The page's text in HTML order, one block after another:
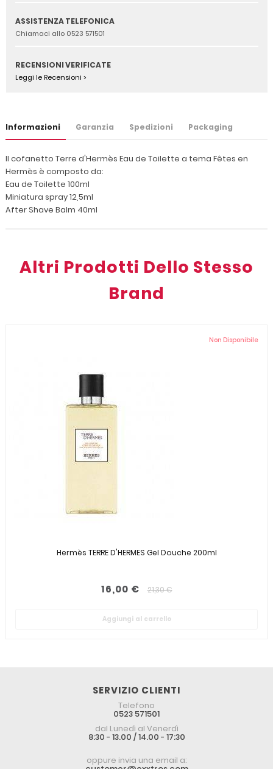
ASSISTENZA TELEFONICA
Chiamaci allo 0523 571501
RECENSIONI VERIFICATE
Leggi le Recensioni >
Informazioni Garanzia Spedizioni Packaging
Il cofanetto Terre d'Hermès Eau de Toilette a tema Fêtes en
Hermès è composto da:
Eau de Toilette 100ml
Miniatura spray 12,5ml
After Shave Balm 40ml
Altri Prodotti Dello Stesso
Brand
Non Disponibile
Hermès TERRE D'HERMES Gel Douche 200ml
16,00 € 21,30 €
Aggiungi al carrello
SERVIZIO CLIENTI
Telefono
0523 571501
dal Lunedì al Venerdì
8:30 - 13.00 / 14.00 - 17:30
oppure invia una email a: